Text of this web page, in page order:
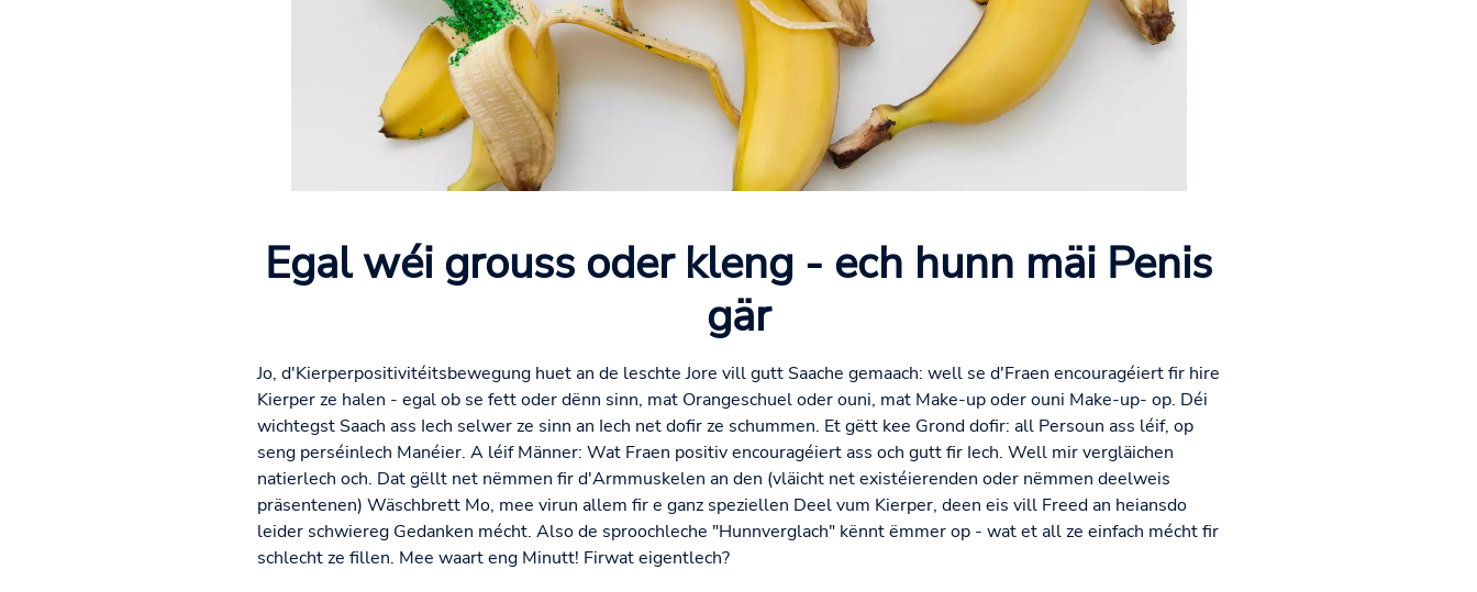
Egal wéi grouss oder kleng - ech hunn mäi Penis
gär
Jo, d'Kierperpositivitéitsbewegung huet an de leschte Jore vill gutt Saache gemaach: well se d'Fraen encouragéiert fir hire
Kierper ze halen - egal ob se fett oder dënn sinn, mat Orangeschuel oder ouni, mat Make-up oder ouni Make-up- op. Déi
wichtegst Saach ass Iech selwer ze sinn an Iech net dofir ze schummen. Et gëtt kee Grond dofir: all Persoun ass léif, op
seng perséinlech Manéier. A léif Männer: Wat Fraen positiv encouragéiert ass och gutt fir Iech. Well mir vergläichen
natierlech och. Dat gëllt net nëmmen fir d'Armmuskelen an den (vläicht net existéierenden oder nëmmen deelweis
präsentenen) Wäschbrett Mo, mee virun allem fir e ganz speziellen Deel vum Kierper, deen eis vill Freed an heiansdo
leider schwiereg Gedanken mécht. Also de sproochleche "Hunnverglach" kënnt ëmmer op - wat et all ze einfach mécht fir
schlecht ze fillen. Mee waart eng Minutt! Firwat eigentlech?